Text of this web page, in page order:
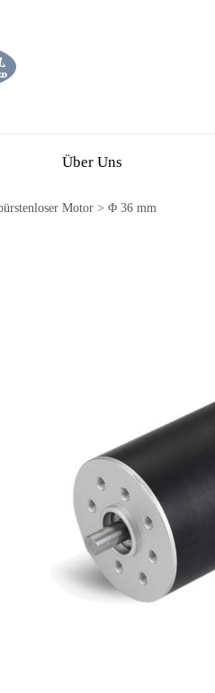
Über Uns
Motor > Φ 36 mm